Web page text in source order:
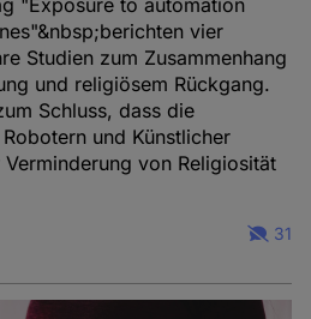
"Exposure to automation
vier
Studien zum Zusammenhang
und religiösem Rückgang.
Schluss, dass die
und Künstlicher
von Religiosität
31